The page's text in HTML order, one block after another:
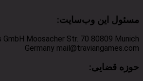
مسئول این وب‌سایت:
GmbH Moosacher Str. 70 80809 Munich
Germany mail@traviangames.com
حوزه قضایی: